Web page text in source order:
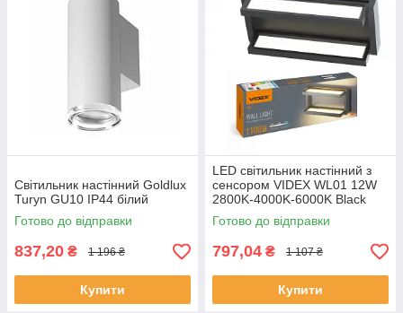
Світильник настінний Goldlux
Turyn GU10 IP44 білий
Готово до відправки
837,20 ₴ 1 196 ₴
Купити
LED світильник настінний з
сенсором VIDEX WL01 12W
2800K-4000K-6000K Black
Готово до відправки
797,04 ₴ 1 107 ₴
Купити